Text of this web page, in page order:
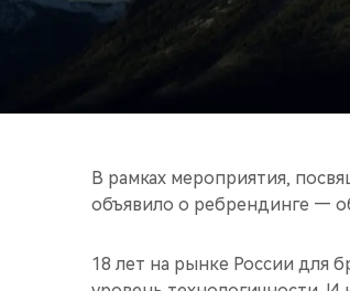
В рамках мероприятия,
объявило о ребрендинге —
18 лет на рынке России для